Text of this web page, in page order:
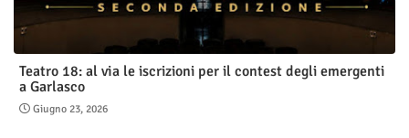
Teatro 18: al via le iscrizioni per il contest degli emergenti
a Garlasco
Giugno 23, 2026